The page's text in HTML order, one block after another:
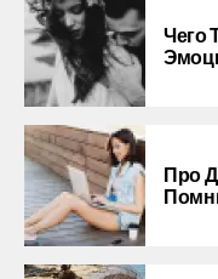
Чего
Про